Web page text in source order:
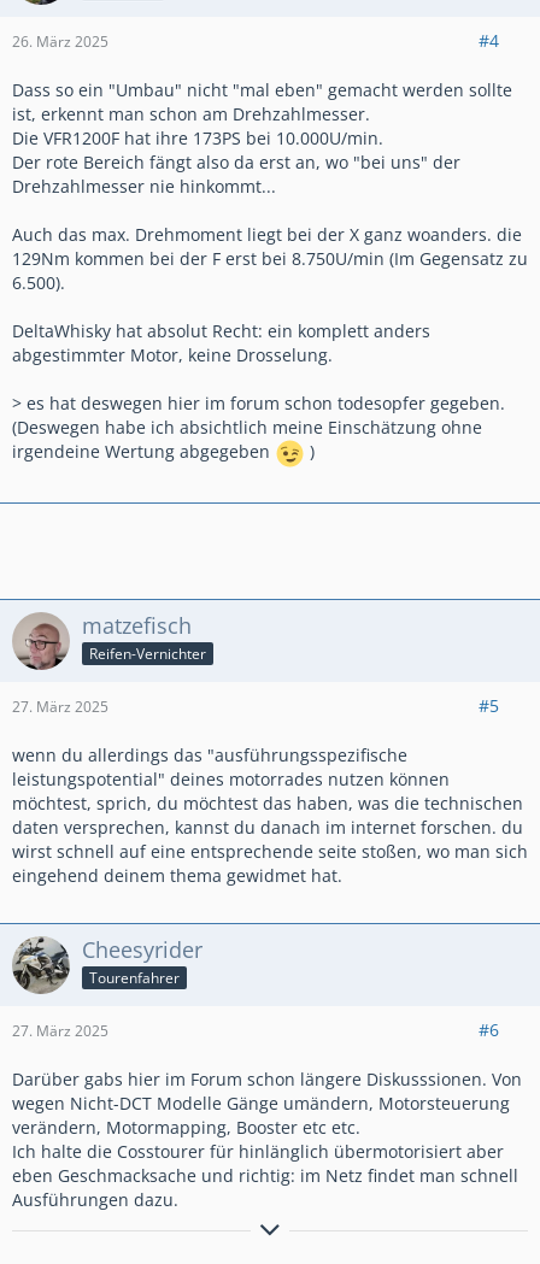
26. März 2025 #4
Dass so ein "Umbau" nicht "mal eben" gemacht werden sollte
ist, erkennt man schon am Drehzahlmesser.
Die VFR1200F hat ihre 173PS bei 10.000U/min.
Der rote Bereich fängt also da erst an, wo "bei uns" der
Drehzahlmesser nie hinkommt...
Auch das max. Drehmoment liegt bei der X ganz woanders. die
129Nm kommen bei der F erst bei 8.750U/min (Im Gegensatz zu
6.500).
DeltaWhisky hat absolut Recht: ein komplett anders
abgestimmter Motor, keine Drosselung.
> es hat deswegen hier im forum schon todesopfer gegeben.
(Deswegen habe ich absichtlich meine Einschätzung ohne
irgendeine Wertung abgegeben
)
matzefisch
Reifen-Vernichter
27. März 2025 #5
wenn du allerdings das "ausführungsspezifische
leistungspotential" deines motorrades nutzen können
möchtest, sprich, du möchtest das haben, was die technischen
daten versprechen, kannst du danach im internet forschen. du
wirst schnell auf eine entsprechende seite stoßen, wo man sich
eingehend deinem thema gewidmet hat.
Cheesyrider
Tourenfahrer
27. März 2025 #6
Darüber gabs hier im Forum schon längere Diskusssionen. Von
wegen Nicht-DCT Modelle Gänge umändern, Motorsteuerung
verändern, Motormapping, Booster etc etc.
Ich halte die Cosstourer für hinlänglich übermotorisiert aber
eben Geschmacksache und richtig: im Netz findet man schnell
Ausführungen dazu.
Wer ZEN beherrscht kennt keine Spritpreise